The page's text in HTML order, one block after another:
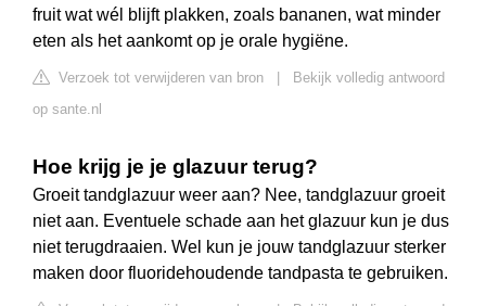
fruit wat wél blijft plakken, zoals bananen, wat minder
eten als het aankomt op je orale hygiëne.
Verzoek tot verwijderen van bron
Bekijk volledig antwoord
op sante.nl
Hoe krijg je je glazuur terug?
Groeit tandglazuur weer aan? Nee, tandglazuur groeit
niet aan. Eventuele schade aan het glazuur kun je dus
niet terugdraaien. Wel kun je jouw tandglazuur sterker
maken door fluoridehoudende tandpasta te gebruiken.